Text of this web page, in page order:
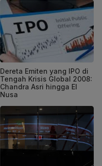
Dereta Emiten yang IPO di
Tengah Krisis Global 2008:
Chandra Asri hingga El
Nusa